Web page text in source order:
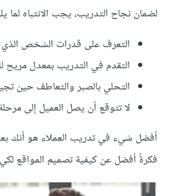
لضمان نجاح التدريب، يجب الانتباه لما
التعرف على قدرات الشخص الذي
التقدم في التدريب بمعدل مريح
التحلي بالصبر والتعاطف حين
لا تتوقع أن يصل العميل إلى مرحلة
أفضل شيء في تدريب العملاء هو أنك
فكرةً أفضل عن كيفية تصميم المواقع لكي